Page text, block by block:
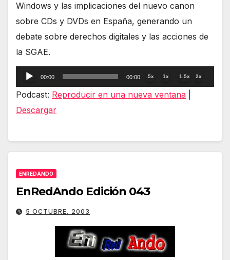
Windows y las implicaciones del nuevo canon
sobre CDs y DVDs en España, generando un
debate sobre derechos digitales y las acciones de
la SGAE.
Reproductor
de
00:00 00:00 .5x 1x 1.5x 2x
Podcast: Reproducir en una nueva ventana
Descargar
ENREDANDO
EnRedAndo Edición 043
5 OCTUBRE, 2003